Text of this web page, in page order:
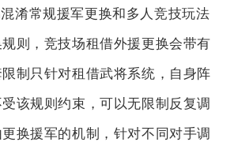
淆常规援军更换和多人竞技玩法
则，竞技场租借外援更换会带有
制只针对租借武将系统，自身阵
该规则约束，可以无限制反复调
换援军的机制，针对不同对手调